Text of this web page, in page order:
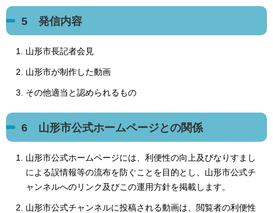
5 発信内容
山形市長記者会見
山形市が制作した動画
その他適当と認められるもの
6 山形市公式ホームページとの関係
山形市公式ホームページには、利便性の向上及びなりすまし
による誤情報等の流布を防ぐことを目的とし、山形市公式チ
ャンネルへのリンク及びこの運用方針を掲載します。
山形市公式チャンネルに投稿される動画は、閲覧者の利便性